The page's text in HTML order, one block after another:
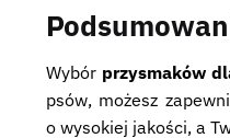
Wybór przysmaków
psów, możesz
o wysokiej jakości, a